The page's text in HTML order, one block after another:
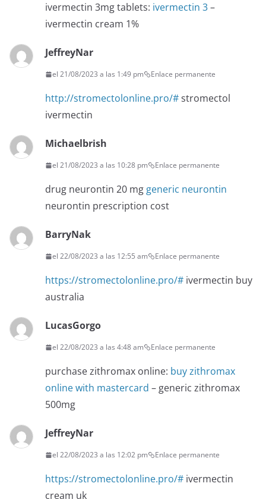
ivermectin 3mg tablets: ivermectin 3–
ivermectin cream 1%
JeffreyNar
el 21/08/2023 a las 1:49 pm Enlace permanente
http://stromectolonline.pro/#stromectol
ivermectin
Michaelbrish
el 21/08/2023 a las 10:28 pm Enlace permanente
drug neurontin 20 mg generic neurontin
neurontin prescription cost
BarryNak
el 22/08/2023 a las 12:55 am Enlace permanente
https://stromectolonline.pro/# ivermectin buy
australia
LucasGorgo
el 22/08/2023 a las 4:48 am Enlace permanente
purchase zithromax online: buy zithromax
online with mastercard – generic zithromax
500mg
JeffreyNar
el 22/08/2023 a las 12:02 pm Enlace permanente
https://stromectolonline.pro/# ivermectin
cream uk